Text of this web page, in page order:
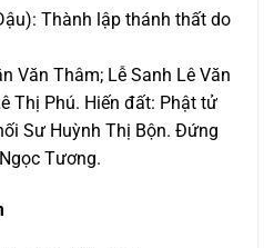
Thành lập thánh thất do
Văn Thâm; Lễ Sanh Lê Văn
Thị Phú. Hiến đất: Phật tử
Sư Huỳnh Thị Bộn. Đứng
Tương.